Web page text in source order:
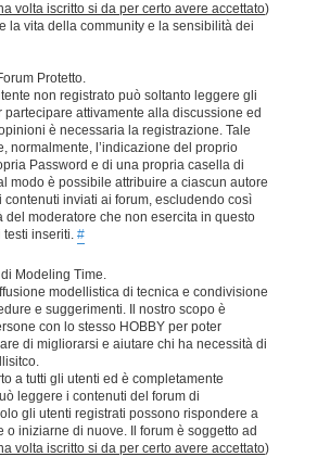
volta iscritto si da per certo avere accettato)
la vita della community e la sensibilità dei
Protetto.
non registrato può soltanto leggere gli
partecipare attivamente alla discussione ed
è necessaria la registrazione. Tale
normalmente, l’indicazione del proprio
Password e di una propria casella di
modo è possibile attribuire a ciascun autore
contenuti inviati ai forum, escludendo così
del moderatore che non esercita in questo
testi inseriti. #
Modeling Time.
modellistica di tecnica e condivisione
e suggerimenti. Il nostro scopo è
con lo stesso HOBBY per poter
di migliorarsi e aiutare chi ha necessità di
a tutti gli utenti ed è completamente
leggere i contenuti del forum di
gli utenti registrati possono rispondere a
o iniziarne di nuove. Il forum è soggetto ad
volta iscritto si da per certo avere accettato)